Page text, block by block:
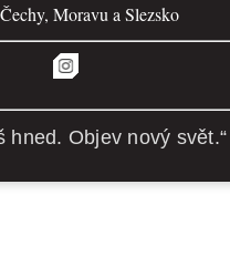
Moravu a Slezsko
hned. Objev nový svět.“